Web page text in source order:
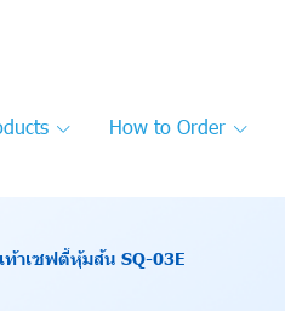
How to Order
ท้าเซฟตี้หุ้มส้น SQ-03E